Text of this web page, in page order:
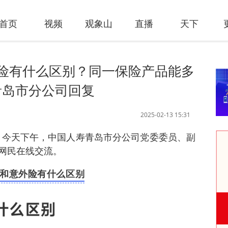
页 视频 观象山 直播 天下
有什么区别​？同一保险产品能多
市分公司回复
2025-02-13 15:31
天下午，中国人寿青岛市分公司党委委员、副
在线交流。
意外险有什么区别